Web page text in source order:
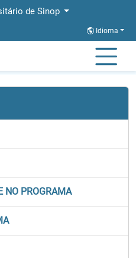
de Sinop
Idioma
PPGLETRAS
NO PROGRAMA